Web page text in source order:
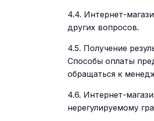
4.4. Интернет-
других вопросов.
4.5. Получение
Способы оплаты
обращаться к
4.6. Интернет-
нерегулируемому